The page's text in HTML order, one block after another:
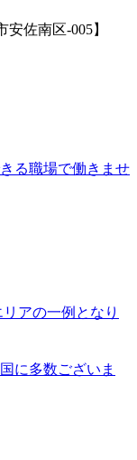
佐南区-005】
る職場で働きませ
アの一例となり
に多数ございま